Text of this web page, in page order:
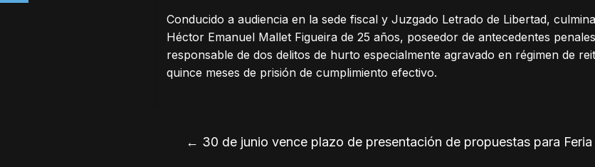
Conducido a audiencia en la sede fiscal y Juzgado Letrado de Libertad,
Héctor Emanuel Mallet Figueira de 25 años, poseedor de antecedentes
responsable de dos delitos de hurto especialmente agravado en régimen de
quince meses de prisión de cumplimiento efectivo.
← 30 de junio vence plazo de presentación de propuestas para